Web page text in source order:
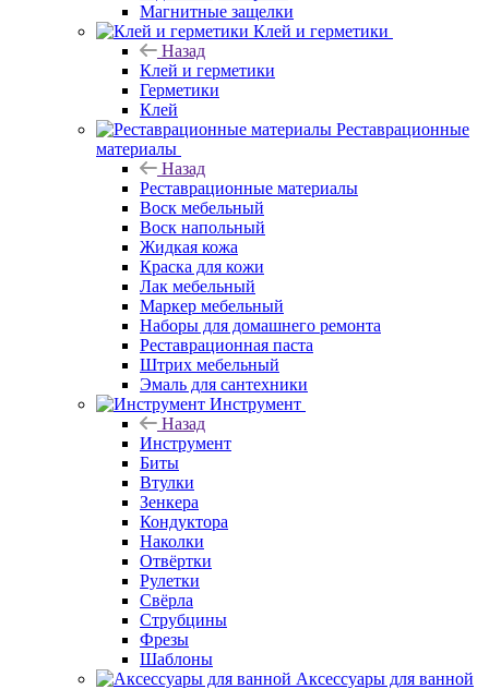
Магнитные защелки
Клей и герметики
Назад
Клей и герметики
Герметики
Клей
Реставрационные
материалы
Назад
Реставрационные материалы
Воск мебельный
Воск напольный
Жидкая кожа
Краска для кожи
Лак мебельный
Маркер мебельный
Наборы для домашнего ремонта
Реставрационная паста
Штрих мебельный
Эмаль для сантехники
Инструмент
Назад
Инструмент
Биты
Втулки
Зенкера
Кондуктора
Наколки
Отвёртки
Рулетки
Свёрла
Струбцины
Фрезы
Шаблоны
Аксессуары для ванной